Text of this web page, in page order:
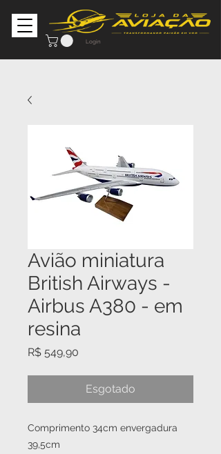
Login
Avião miniatura
British Airways -
Airbus A380 - em
resina
R$ 549,90
Esgotado
Comprimento 34cm envergadura
39,5cm